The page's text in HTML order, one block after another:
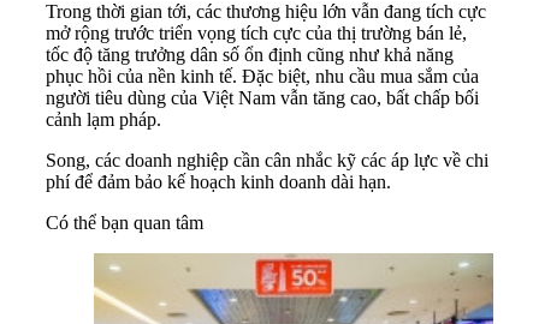
Trong thời gian tới, các thương hiệu lớn vẫn đang tích cực
mở rộng trước triển vọng tích cực của thị trường bán lẻ,
tốc độ tăng trưởng dân số ổn định cũng như khả năng
phục hồi của nền kinh tế. Đặc biệt, nhu cầu mua sắm của
người tiêu dùng của Việt Nam vẫn tăng cao, bất chấp bối
cảnh lạm pháp.
Song, các doanh nghiệp cần cân nhắc kỹ các áp lực về chi
phí để đảm bảo kế hoạch kinh doanh dài hạn.
Có thể bạn quan tâm